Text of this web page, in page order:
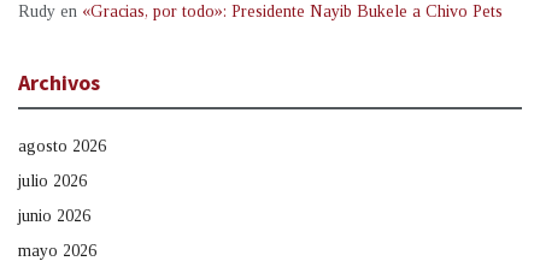
Rudy en «Gracias, por todo»: Presidente Nayib Bukele a Chivo Pets
Archivos
agosto 2026
julio 2026
junio 2026
mayo 2026